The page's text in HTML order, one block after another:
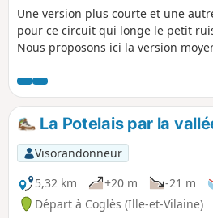
Une version plus courte et une
pour ce circuit qui longe le petit
Nous proposons ici la version
chaussures).
La Potelais par la
Visorandonneur
5,32 km
+20 m -21 m
Départ à Coglès (Ille-et-Vilaine)